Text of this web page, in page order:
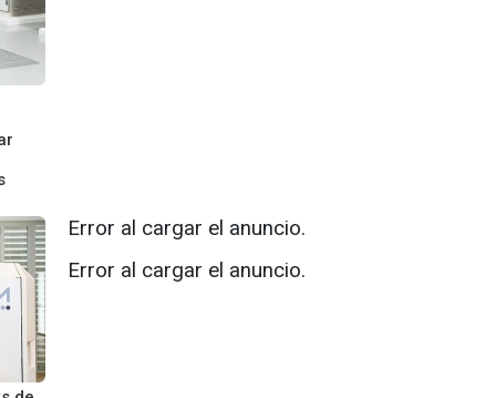
Error al cargar el anuncio.
Error al cargar el anuncio.